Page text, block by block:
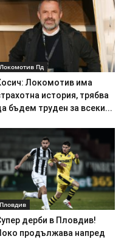
Локомотив Пд
Локомотив има
история, трябва
бъдем труден за всеки...
Пловдив
дерби в Пловдив!
продължава напред